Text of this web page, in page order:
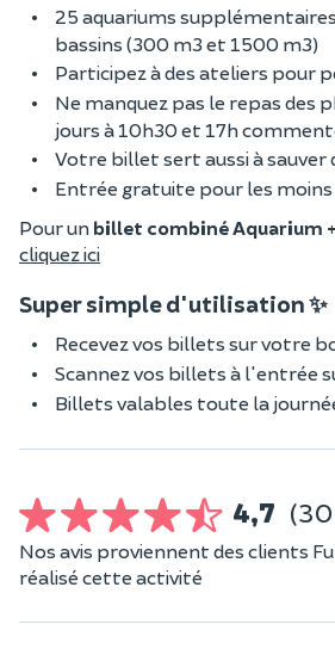
25 aquariums
bassins (300 m3 et 1500 m3)
Participez à des ateliers pour
Ne manquez pas le repas des
jours à 10h30 et 17h
Votre billet sert aussi à sauver
Entrée gratuite pour les moins
Pour un billet combiné Aquarium
cliquez ici
Super simple d'utilisation ✨
Recevez vos billets sur votre
Scannez vos billets à l'entrée
Billets valables toute la
4,7
Nos avis proviennent des clients
réalisé cette activité